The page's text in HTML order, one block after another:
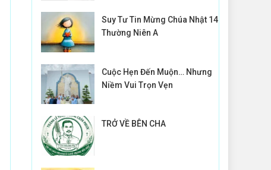
Suy Tư Tin Mừng Chúa Nhật 14
Thường Niên A
Cuộc Hẹn Đến Muộn… Nhưng
Niềm Vui Trọn Vẹn
TRỞ VỀ BÊN CHA